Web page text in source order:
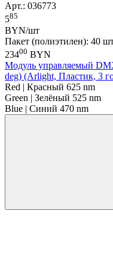
Арт.: 036773
585
BYN/шт
Пакет (полиэтилен): 40
23400 BYN
Модуль управляемый
deg) (Arlight, Пластик, 3
Red | Красный 625 nm
Green | Зелёный 525 nm
Blue | Синий 470 nm